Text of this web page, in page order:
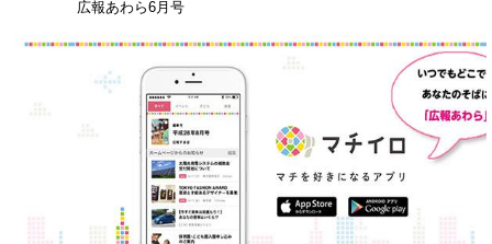
広報あわら6月号